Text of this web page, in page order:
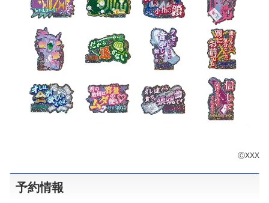
ⒸXXX
予約情報